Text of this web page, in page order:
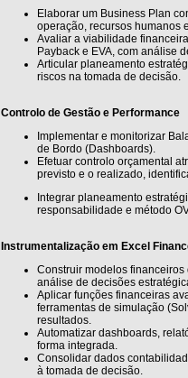
Elaborar um Business Plan
operação, recursos humanos
Avaliar a viabilidade
Payback e EVA, com análise
Articular planeamento
riscos na tomada de decisão.
Controlo de Gestão e Performance
Implementar e monitorizar
de Bordo (Dashboards).
Efetuar controlo orçamental
previsto e o realizado,
Integrar planeamento
responsabilidade e método
Instrumentalização em Excel
Construir modelos
análise de decisões
Aplicar funções financeiras
ferramentas de simulação
resultados.
Automatizar dashboards,
forma integrada.
Consolidar dados
à tomada de decisão.